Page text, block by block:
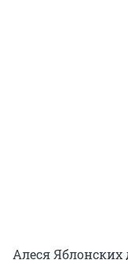
Алеся Яблонских